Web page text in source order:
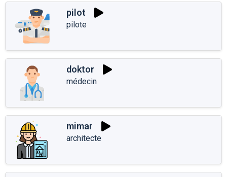
pilot
pilote
doktor
médecin
mimar
architecte